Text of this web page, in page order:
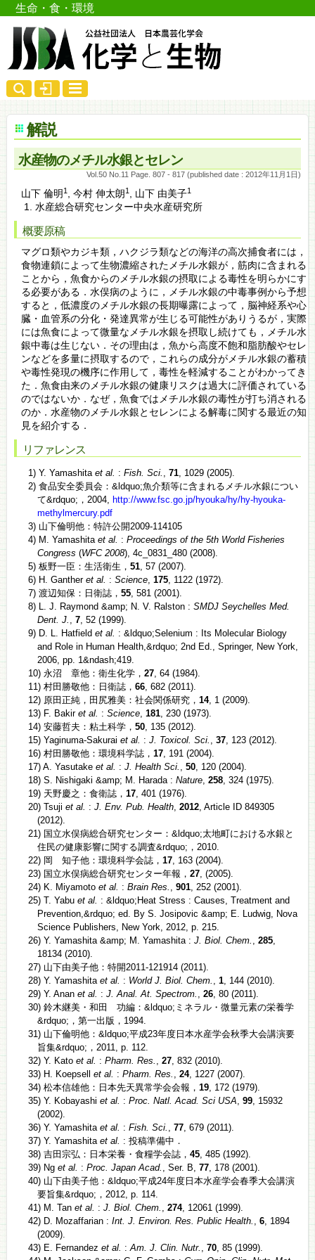
生命・食・環境
解説
水産物のメチル水銀とセレン
Vol.50 No.11 Page. 807 - 817 (published date : 2012年11月1日)
山下 倫明 1, 今村 伸太朗1, 山下 由美子1
水産総合研究センター中央水産研究所
概要原稿
マグロ類やカジキ類，ハクジラ類などの海洋の高次捕食者には，
食物連鎖によって生物濃縮されたメチル水銀が，筋肉に含まれる
ことから，魚食からのメチル水銀の摂取による毒性を明らかにす
る必要がある．水俣病のように，メチル水銀の中毒事例から予想
すると，低濃度のメチル水銀の長期曝露によって，脳神経系や心
臓・血管系の分化・発達異常が生じる可能性がありうるが，実際
には魚食によって微量なメチル水銀を摂取し続けても，メチル水
銀中毒は生じない．その理由は，魚から高度不飽和脂肪酸やセレ
ンなどを多量に摂取するので，これらの成分がメチル水銀の蓄積
や毒性発現の機序に作用して，毒性を軽減することがわかってき
た．魚食由来のメチル水銀の健康リスクは過大に評価されている
のではないか．なぜ，魚食ではメチル水銀の毒性が打ち消される
のか．水産物のメチル水銀とセレンによる解毒に関する最近の知
見を紹介する．
リファレンス
1) Y. Yamashita et al. : Fish. Sci. 71, 1029 (2005).
2) 食品安全委員会：&ldquo;魚介類等に含まれるメチル水銀につい
て&rdquo;，2004,
http://www.fsc.go.jp/hyouka/hy/hy-hyouka-
methylmercury.pdf
3) 山下倫明他：特許公開2009-114105
4) M. Yamashita et al. : Proceedings of the 5th World Fisheries
Congress (WFC 2008), 4c_0831_480 (2008).
5) 板野一臣：生活衛生， 51, 57 (2007).
6) H. Ganther et al. : Science, 175, 1122 (1972).
7) 渡辺知保：日衛誌， 55, 581 (2001).
8) L. J. Raymond &amp; N. V. Ralston : SMDJ Seychelles Med.
Dent. J.
7, 52 (1999).
9) D. L. Hatfield et al. : &ldquo;Selenium : Its Molecular Biology
and Role in Human Health,&rdquo; 2nd Ed., Springer, New York,
2006, pp. 1&ndash;419.
10) 永沼 章他：衛生化学， 27, 64 (1984).
11) 村田勝敬他：日衛誌， 66, 682 (2011).
12) 原田正純，田尻雅美：社会関係研究， 14, 1 (2009).
13) F. Bakir et al. : Science, 181, 230 (1973).
14) 安藤哲夫：粘土科学， 50, 135 (2012).
15) Yaginuma-Sakurai et al. : J. Toxicol. Sci. 37, 123 (2012).
16) 村田勝敬他：環境科学誌， 17, 191 (2004).
17) A. Yasutake et al. : J. Health Sci. 50, 120 (2004).
18) S. Nishigaki &amp; M. Harada : Nature, 258, 324 (1975).
19) 天野慶之：食衛誌， 17, 401 (1976).
20) Tsuji et al. : J. Env. Pub. Health, 2012, Article ID 849305
(2012).
21) 国立水俣病総合研究センター：&ldquo;太地町における水銀と
住民の健康影響に関する調査&rdquo;，2010.
22) 岡 知子他：環境科学会誌， 17, 163 (2004).
23) 国立水俣病総合研究センター年報， 27, (2005).
24) K. Miyamoto et al. : Brain Res. 901, 252 (2001).
25) T. Yabu et al. : &ldquo;Heat Stress : Causes, Treatment and
Prevention,&rdquo; ed. By S. Josipovic &amp; E. Ludwig, Nova
Science Publishers, New York, 2012, p. 215.
26) Y. Yamashita &amp; M. Yamashita : J. Biol. Chem. 285,
18134 (2010).
27) 山下由美子他：特開2011-121914 (2011).
28) Y. Yamashita et al. : World J. Biol. Chem. 1, 144 (2010).
29) Y. Anan et al. : J. Anal. At. Spectrom. 26, 80 (2011).
30) 鈴木継美・和田 功編：&ldquo;ミネラル・微量元素の栄養学
&rdquo;，第一出版，1994.
31) 山下倫明他：&ldquo;平成23年度日本水産学会秋季大会講演要
旨集&rdquo;，2011, p. 112.
32) Y. Kato et al. : Pharm. Res. 27, 832 (2010).
33) H. Koepsell et al. : Pharm. Res. 24, 1227 (2007).
34) 松本信雄他：日本先天異常学会会報， 19, 172 (1979).
35) Y. Kobayashi et al. : Proc. Natl. Acad. Sci USA 99, 15932
(2002).
36) Y. Yamashita et al. : Fish. Sci. 77, 679 (2011).
37) Y. Yamashita et al. : 投稿準備中．
38) 吉田宗弘：日本栄養・食糧学会誌， 45, 485 (1992).
39) Ng et al. : Proc. Japan Acad. , Ser. B, 77, 178 (2001).
40) 山下由美子他：&ldquo;平成24年度日本水産学会春季大会講演
要旨集&rdquo;，2012, p. 114.
41) M. Tan et al. : J. Biol. Chem. 274, 12061 (1999).
42) D. Mozaffarian : Int. J. Environ. Res. Public Health. 6, 1894
(2009).
43) E. Fernandez et al. : Am. J. Clin. Nutr. 70, 85 (1999).